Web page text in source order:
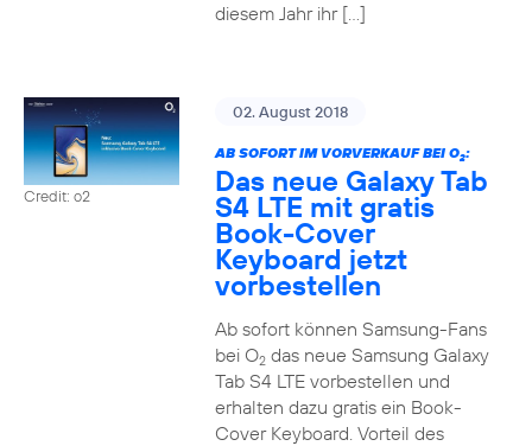
diesem Jahr ihr […]
Credit: o2
02. August 2018
AB SOFORT IM VORVERKAUF BEI O2:
Das neue Galaxy Tab
S4 LTE mit gratis
Book-Cover
Keyboard jetzt
vorbestellen
Ab sofort können Samsung-Fans
bei O2das neue Samsung Galaxy
Tab S4 LTE vorbestellen und
erhalten dazu gratis ein Book-
Cover Keyboard. Vorteil des